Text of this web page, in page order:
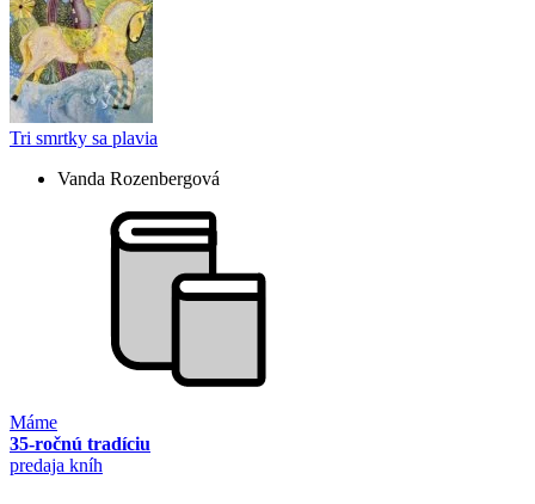
Tri smrtky sa plavia
Vanda Rozenbergová
Máme
35-ročnú tradíciu
predaja kníh